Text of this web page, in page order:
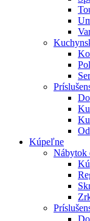
Kúpeľne
Nábytok